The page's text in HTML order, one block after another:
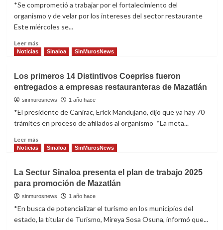
Carnaval
*Se comprometió a trabajar por el fortalecimiento del
organismo y de velar por los intereses del sector restaurante
Este miércoles se...
Leer másRead
more
Cecilia
Osuna
asume
la
de
Mazatlán
Noticias Sinaloa SinMurosNews
Los primeros 14 Distintivos Coepriss fueron
entregados a empresas restauranteras de Mazatlán
sinmurosnews 1 año hace
*El presidente de Canirac, Erick Mandujano, dijo que ya hay 70
trámites en proceso de afiliados al organismo *La meta...
Leer másRead
more
primeros
14
Distintivos
Coepriss
fueron
entregados
Noticias Sinaloa SinMurosNews
La Sectur Sinaloa presenta el plan de trabajo 2025
para promoción de Mazatlán
sinmurosnews 1 año hace
*En busca de potencializar el turismo en los municipios del
estado, la titular de Turismo, Mireya Sosa Osuna, informó que...